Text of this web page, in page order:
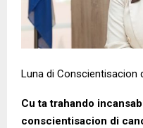
Luna di Conscientisacion
Cu ta trahando
conscientisacion di